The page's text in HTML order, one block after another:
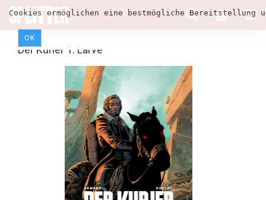
Cookies ermöglichen eine bestmögliche
OK
Der Kurier 1: Larve